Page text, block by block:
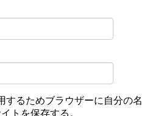
するためブラウザーに自分の名
トを保存する。